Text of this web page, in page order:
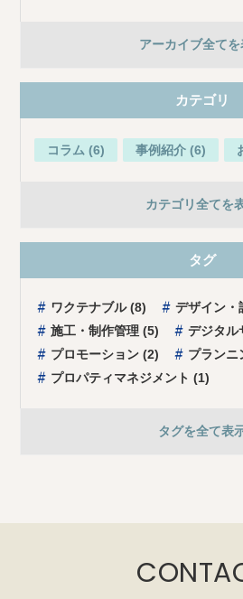
アーカイブ全て
カテゴリ
コラム (6) 事例紹介 (6)
カテゴリ全てを
タグ
ワクテナブル (8)
デザイン・
施⼯・制作管理 (5)
デジタル
プロモーション (2)
プランニ
プロパティマネジメント (1)
タグを全て表